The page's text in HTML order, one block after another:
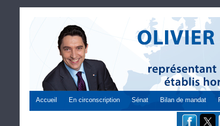
Accueil En circonscription Sénat Bilan de mandat